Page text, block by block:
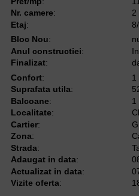
Nr. camere:
2
Etaj:
Bloc Nou:
Anul constructiei:
Finalizat:
Confort:
1
Suprafata utila:
Balcoane:
1
Localitate:
Cartier:
Zona:
Strada:
Adaugat in data:
Actualizat in data:
Vizite oferta: